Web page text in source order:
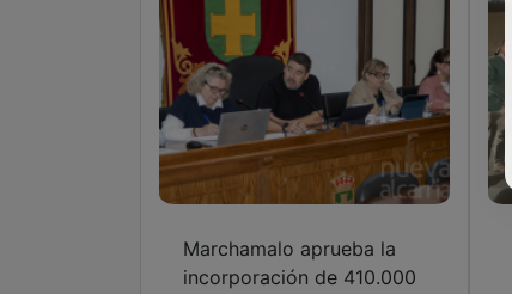
Marchamalo aprueba la
incorporación de 410.000